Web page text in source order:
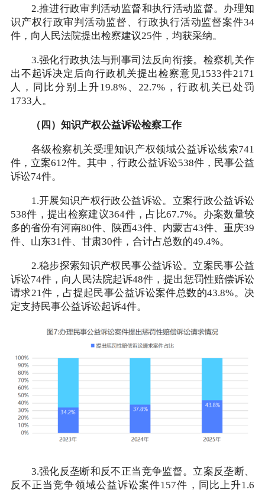
2.推进行政审判活动监督和执行活动监督。办理知
识产权行政审判活动监督、行政执行活动监督案件34
件，向人民法院提出检察建议25件，均获采纳。
3.强化行政执法与刑事司法反向衔接。检察机关作
出不起诉决定后向行政机关提出检察意见1533件2171
人，同比分别上升19.8%、22.7%，行政机关已处罚
1733人。
（四）知识产权公益诉讼检察工作
各级检察机关受理知识产权领域公益诉讼线索741
件，立案612件。其中，行政公益诉讼538件，民事公益
诉讼74件。
1.开展知识产权行政公益诉讼。立案行政公益诉讼
538件，提出检察建议364件，占比67.7%。办案数量较
多的省份有河南80件、陕西43件、内蒙古43件、重庆39
件、山东31件、甘肃30件，合计占总数的49.4%。
2.稳步探索知识产权民事公益诉讼。立案民事公益
诉讼74件，向人民法院起诉48件，提出惩罚性赔偿诉讼
请求21件，占提起民事公益诉讼案件总数的43.8%。决
定支持民事公益诉讼起诉4件。
3.强化反垄断和反不正当竞争监督。立案反垄断、
反不正当竞争领域公益诉讼案件157件，同比上升1.6